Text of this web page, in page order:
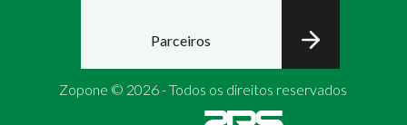
Parceiros
Zopone © 2026 - Todos os direitos reservados